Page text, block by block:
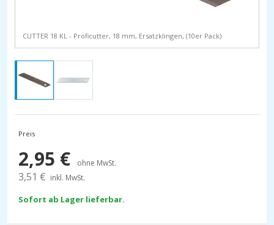
CUTTER 18 KL - Proficutter, 18 mm, Ersatzklingen, (10er Pack)
Preis
2,95 € ohne MwSt.
3,51 € inkl. MwSt.
Sofort ab Lager lieferbar.